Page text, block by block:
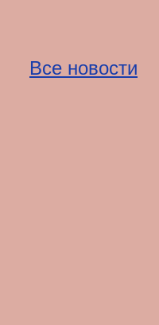
Все новости